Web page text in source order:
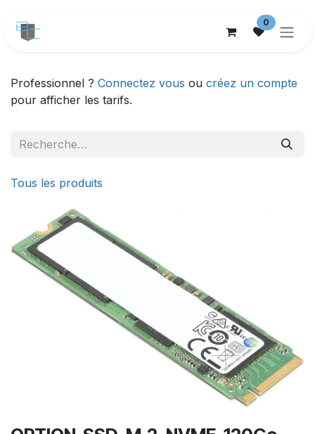
0
Professionnel ? Connectez vous ou créez un compte
pour afficher les tarifs.
Tous les produits